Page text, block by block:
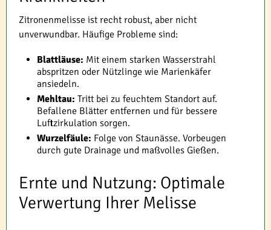
Zitronenmelisse ist recht robust, aber nicht
unverwundbar. Häufige Probleme sind:
Blattläuse: Mit einem starken Wasserstrahl
abspritzen oder Nützlinge wie Marienkäfer
ansiedeln.
Mehltau: Tritt bei zu feuchtem Standort auf.
Befallene Blätter entfernen und für bessere
Luftzirkulation sorgen.
Wurzelfäule: Folge von Staunässe. Vorbeugen
durch gute Drainage und maßvolles Gießen.
Ernte und Nutzung: Optimale
Verwertung Ihrer Melisse